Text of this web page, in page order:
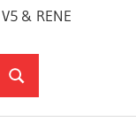
& RENE
Search